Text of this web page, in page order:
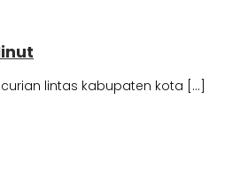
lintas kabupaten kota […]